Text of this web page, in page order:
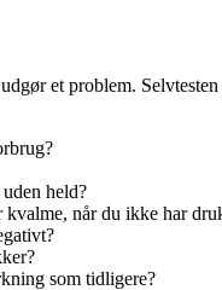
et problem.
held?
kvalme, når du ikke har
som tidligere?